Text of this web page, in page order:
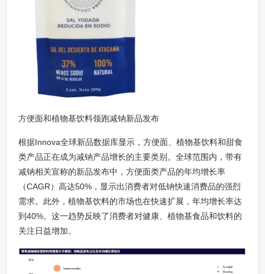
方便面和植物基饮料领跑减钠新品发布
根据Innova全球新品数据库显示，方便面、植物基饮料和甜食
类产品正在成为减钠产品增长的主要类别。全球范围内，带有
减钠相关宣称的新品发布中，方便面类产品的年均增长率
（CAGR）高达50%，显示出消费者对低钠快速消费品的强烈
需求。此外，植物基饮料的市场也在快速扩展，年均增长率达
到40%。这一趋势反映了消费者对健康、植物基食品和饮料的
关注日益增加。